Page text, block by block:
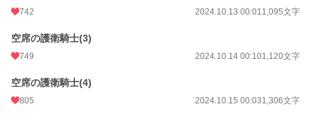
742 2024.10.13 00:011,095文字
空席の護衛騎士(3)
749 2024.10.14 00:101,120文字
空席の護衛騎士(4)
805 2024.10.15 00:031,306文字